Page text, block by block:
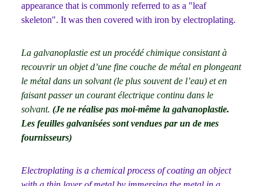
appearance that is commonly referred to as a "leaf
skeleton". It was then covered with iron by electroplating.
La galvanoplastie est un procédé chimique consistant à
recouvrir un objet d’une fine couche de métal en plongeant
le métal dans un solvant (le plus souvent de l’eau) et en
faisant passer un courant électrique continu dans le
solvant. (Je ne réalise pas moi-même la galvanoplastie.
Les feuilles galvanisées sont vendues par un de mes
fournisseurs)
Electroplating is a chemical process of coating an object